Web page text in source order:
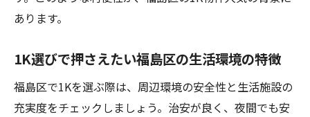
駅近1Kで叶える理想の一人暮らし術
通勤通学が便利な1Kを選ぶ際の注目点
駅近1Kのメリットと生活スタイルの変化
福島区で人気の駅近1Kの選び方を徹底解説
あります。
1K選びで押さえたい福島区の生活環境の特徴
福島区で1Kを選ぶ際は、周辺環境の安全性と生活施設の
充実度をチェックしましょう。治安が良く、夜間でも安